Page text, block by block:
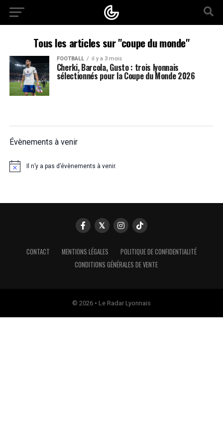
Tous les articles sur "coupe du monde"
FOOTBALL il y a 3 mois
Cherki, Barcola, Gusto : trois lyonnais
sélectionnés pour la Coupe du Monde 2026
Évènements à venir
Notice Il n’y a pas d’évènements à venir.
CONTACT MENTIONS LÉGALES
POLITIQUE DE CONFIDENTIALITÉ
CONDITIONS GÉNÉRALES DE VENTE
© 2026 • Le Radar Lyonnais